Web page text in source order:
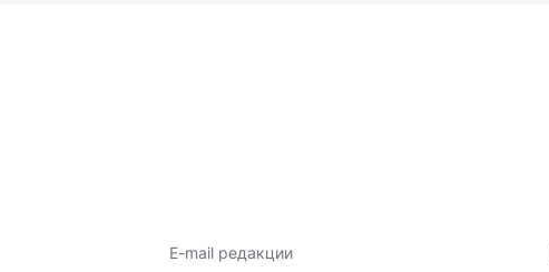
E-mail редакции